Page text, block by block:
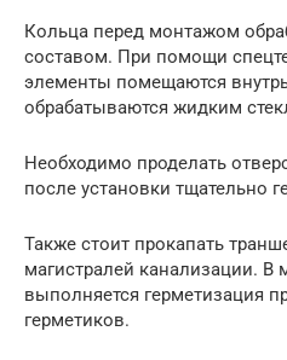
Кольца перед монтажом
составом. При помощи
элементы помещаются
обрабатываются жидким
Необходимо проделать
после установки тщательно
Также стоит прокапать
магистралей канализации. В
выполняется герметизация
герметиков.